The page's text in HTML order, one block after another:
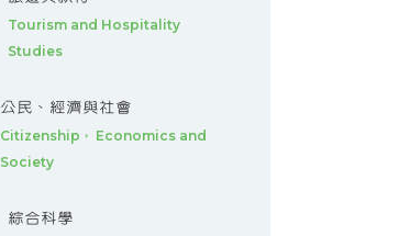
Tourism and Hospitality
Studies
公民、經濟與社會
Citizenship， Economics and
Society
綜合科學